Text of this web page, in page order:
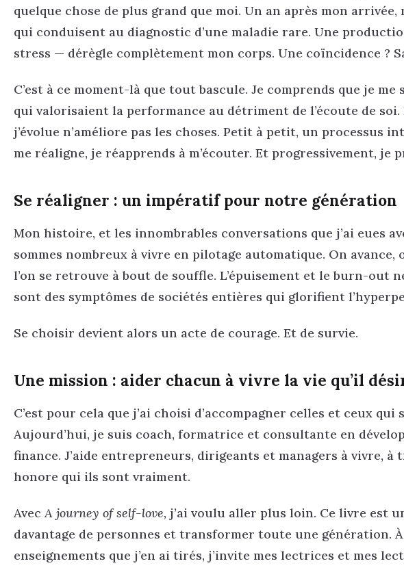
quelque chose de plus grand que moi. Un an après mon arrivée,
qui conduisent au diagnostic d’une maladie rare. Une
stress — dérègle complètement mon corps. Une coïncidence ?
C’est à ce moment-là que tout bascule. Je comprends que je
qui valorisaient la performance au détriment de l’écoute de
j’évolue n’améliore pas les choses. Petit à petit, un processus
me réaligne, je réapprends à m’écouter. Et progressivement, je
Se réaligner : un impératif pour notre génération
Mon histoire, et les innombrables conversations que j’ai eues
sommes nombreux à vivre en pilotage automatique. On avance,
l’on se retrouve à bout de souffle. L’épuisement et le burn-out
sont des symptômes de sociétés entières qui glorifient
Se choisir devient alors un acte de courage. Et de survie.
Une mission : aider chacun à vivre la vie qu’il
C’est pour cela que j’ai choisi d’accompagner celles et ceux
Aujourd’hui, je suis coach, formatrice et consultante en
finance. J’aide entrepreneurs, dirigeants et managers à vivre,
honore qui ils sont vraiment.
AvecA journey of self-love, j’ai voulu aller plus loin. Ce livre est
davantage de personnes et transformer toute une génération.
enseignements que j’en ai tirés, j’invite mes lectrices et mes